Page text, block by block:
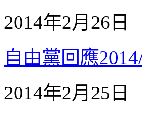
2014年2月26日
自由黨回應
2014年2月25日